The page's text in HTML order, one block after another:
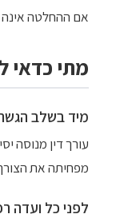
אם ההחלטה אינה
מתי כדאי
מיד בשלב
עורך דין מנוסה
מפחיתה את
לפני כל ועדה